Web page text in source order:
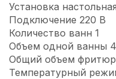
Установка настольная
Подключение 220 В
Количество ванн 1
Объем одной ванны
Общий объем
Температурный